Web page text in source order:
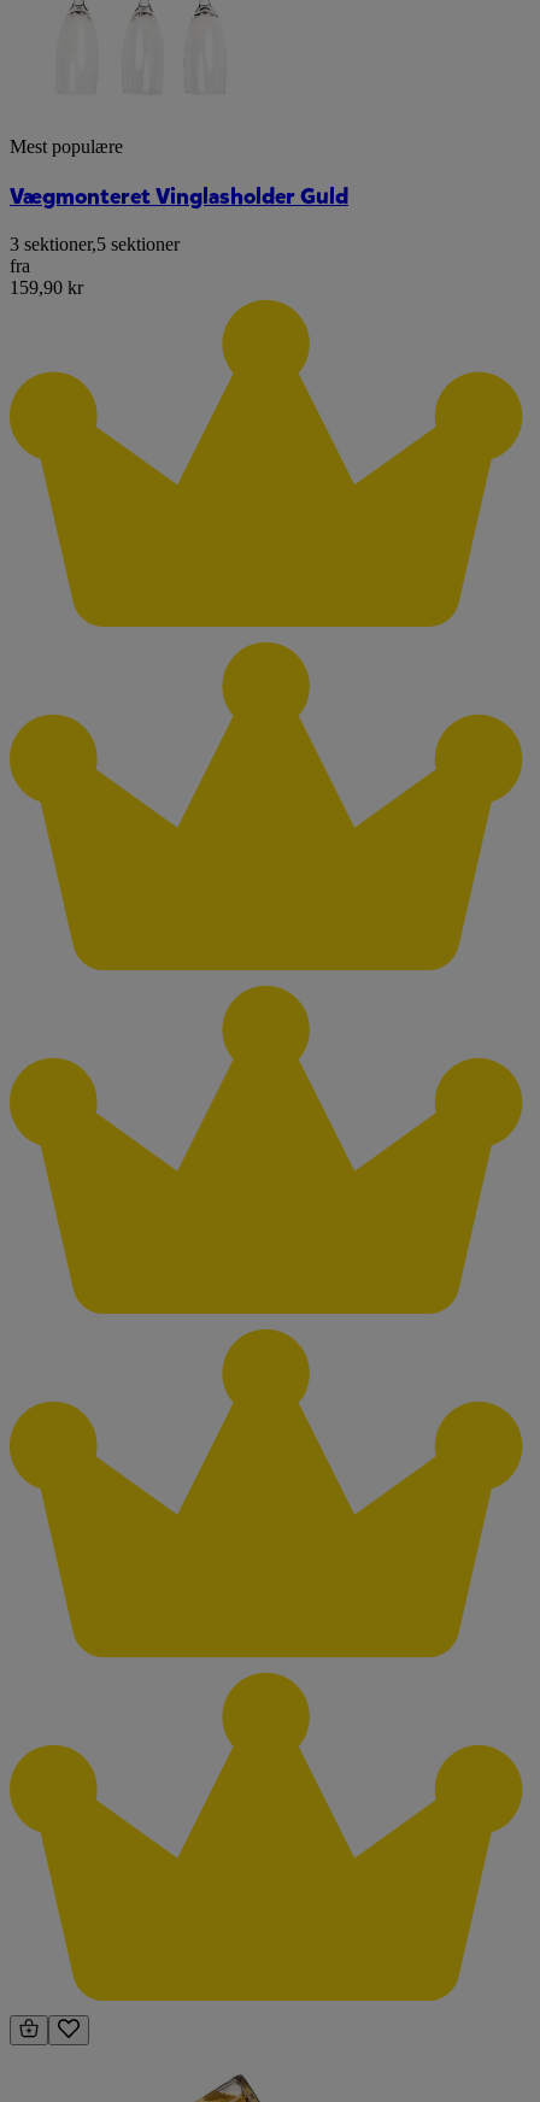
Mest populære
Vægmonteret Vinglasholder Guld
3 sektioner,5 sektioner
fra
159,90 kr